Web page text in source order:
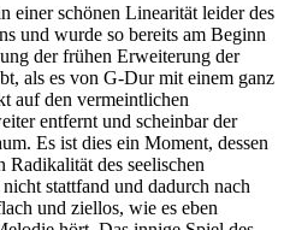
einer schönen Linearität leider des
und wurde so bereits am Beginn
der frühen Erweiterung der
als es von G-Dur mit einem ganz
auf den vermeintlichen
entfernt und scheinbar der
Es ist dies ein Moment, dessen
Radikalität des seelischen
stattfand und dadurch nach
und ziellos, wie es eben